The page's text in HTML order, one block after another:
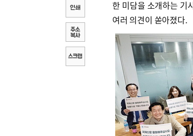
한 미담을 소개하는 기
여러 의견이 쏟아졌다.